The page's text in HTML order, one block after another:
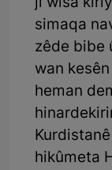
simaqa
zêde bibe
wan
heman
hikûmeta